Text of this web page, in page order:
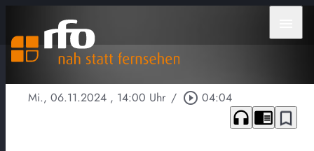
Mi., 06.11.2024 , 14:00 Uhr / play_circle_outline 04:04
headphones chrome_reader_mode bookmark_border